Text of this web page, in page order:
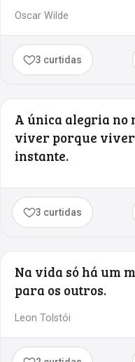
Oscar Wilde
3 curtidas
A única alegria no
viver porque viver
instante.
3 curtidas
Na vida só há um
para os outros.
Leon Tolstói